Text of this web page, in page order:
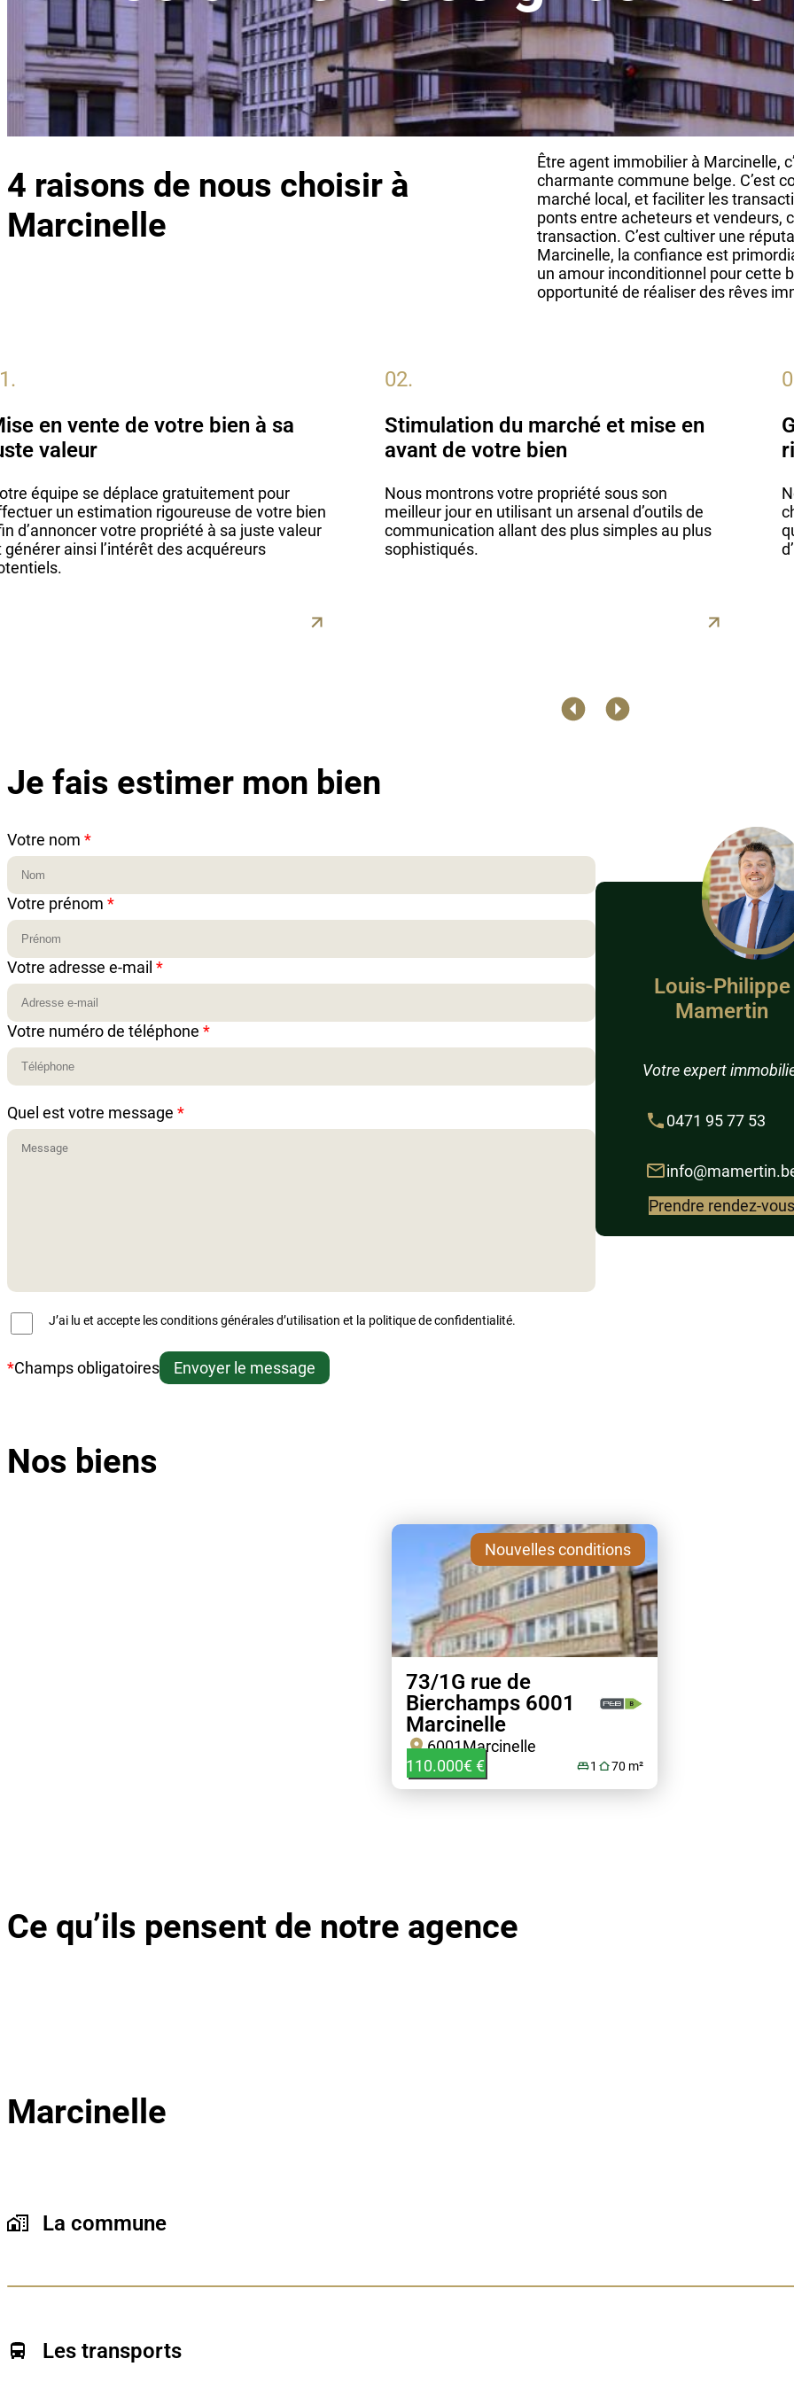
4 raisons de nous choisir à
Marcinelle
Être agent immobilier à Marcinelle,
charmante commune belge. C’est
marché local, et faciliter les
ponts entre acheteurs et vendeurs,
transaction. C’est cultiver une
Marcinelle, la confiance est
un amour inconditionnel pour cette
opportunité de réaliser des rêves
en vente de votre bien à sa
valeur
équipe se déplace gratuitement pour
un estimation rigoureuse de votre bien
d’annoncer votre propriété à sa juste valeur
générer ainsi l’intérêt des acquéreurs
02.
Stimulation du marché et mise en
avant de votre bien
Nous montrons votre propriété sous son
meilleur jour en utilisant un arsenal d’outils de
communication allant des plus simples au plus
sophistiqués.
Je fais estimer mon bien
Votre nom *
Votre prénom *
Votre adresse e-mail *
Votre numéro de téléphone *
Quel est votre message *
J’ai lu et accepte les conditions générales d’utilisation et la politique de confidentialité.
*Champs obligatoires Envoyer le message
Louis-Philippe
Mamertin
Votre expert
0471 95 77 53
Prendre rendez-vous
Nos biens
Nouvelles conditions
73/1G rue de
Bierchamps 6001
Marcinelle
6001Marcinelle
110.000€ €
1 70 m²
Ce qu’ils pensent de notre agence
Marcinelle
La commune
Quartier résidentiel de la ville de Charleroi, Marcinelle combine vie urbaine, services communaux centralisés à
Les transports